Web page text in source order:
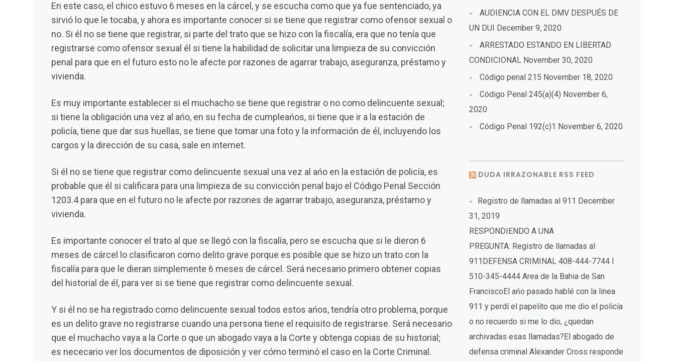
En este caso, el chico estuvo 6 meses en la cárcel, y se escucha como que ya fue sentenciado, ya
sirvió lo que le tocaba, y ahora es importante conocer si se tiene que registrar como ofensor sexual o
no. Si él no se tiene que registrar, si parte del trato que se hizo con la fiscalía, era que no tenía que
registrarse como ofensor sexual él si tiene la habilidad de solicitar una limpieza de su convicción
penal para que en el futuro esto no le afecte por razones de agarrar trabajo, aseguranza, préstamo y
vivienda.
Es muy importante establecer si el muchacho se tiene que registrar o no como delincuente sexual;
si tiene la obligación una vez al ańo, en su fecha de cumpleańos, si tiene que ir a la estación de
policía, tiene que dar sus huellas, se tiene que tomar una foto y la información de él, incluyendo los
cargos y la dirección de su casa, sale en internet.
Si él no se tiene que registrar como delincuente sexual una vez al ańo en la estación de policía, es
probable que él si calificara para una limpieza de su convicción penal bajo el Código Penal Sección
1203.4 para que en el futuro no le afecte por razones de agarrar trabajo, aseguranza, préstamo y
vivienda.
Es importante conocer el trato al que se llegó con la fiscalía, pero se escucha que si le dieron 6
meses de cárcel lo clasificaron como delito grave porque es posible que se hizo un trato con la
fiscalía para que le dieran simplemente 6 meses de cárcel. Será necesario primero obtener copias
del historial de él, para ver si se tiene que registrar como delincuente sexual.
Y si él no se ha registrado como delincuente sexual todos estos ańos, tendría otro problema, porque
es un delito grave no registrarse cuando una persona tiene el requisito de registrarse. Será necesario
que el muchacho vaya a la Corte o que un abogado vaya a la Corte y obtenga copias de su historial;
es nececario ver los documentos de diposición y ver cómo terminó el caso en la Corte Criminal.
AUDIENCIA CON EL DMV DESPUÉS DE
UN DUI December 9, 2020
ARRESTADO ESTANDO EN LIBERTAD
CONDICIONAL November 30, 2020
Código penal 215 November 18, 2020
Código Penal 245(a)(4) November 6,
2020
Código Penal 192(c)1 November 6, 2020
DUDA IRRAZONABLE RSS FEED
Registro de llamadas al 911 December
31, 2019
RESPONDIENDO A UNA
PREGUNTA: Registro de llamadas al
911DEFENSA CRIMINAL 408-444-7744 I
510-345-4444 Area de la Bahia de San
FranciscoEl ańo pasado hablé con la linea
911 y perdí el papelito que me dio el policía
o no recuerdo si me lo dio, ¿quedan
archivadas esas llamadas?El abogado de
defensa criminal Alexander Cross responde